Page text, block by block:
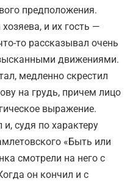
предположения.
и их гость —
то рассказывал очень
движениями.
медленно скрестил
на грудь, причем лицо
выражение.
судя по характеру
«Быть или
смотрели на него с
он кончил и с